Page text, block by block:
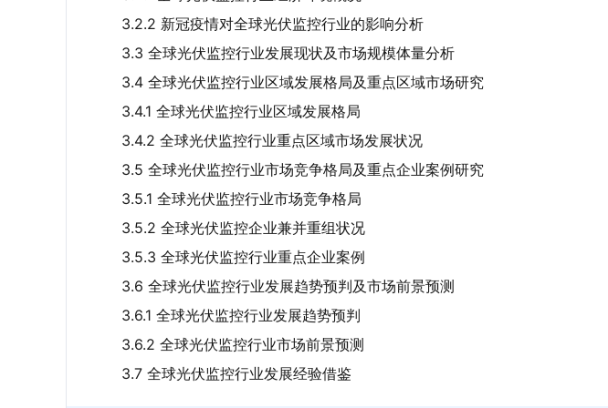
3.2.2 新冠疫情对全球光伏监控行业的影响分析
3.3 全球光伏监控行业发展现状及市场规模体量分析
3.4 全球光伏监控行业区域发展格局及重点区域市场研究
3.4.1 全球光伏监控行业区域发展格局
3.4.2 全球光伏监控行业重点区域市场发展状况
3.5 全球光伏监控行业市场竞争格局及重点企业案例研究
3.5.1 全球光伏监控行业市场竞争格局
3.5.2 全球光伏监控企业兼并重组状况
3.5.3 全球光伏监控行业重点企业案例
3.6 全球光伏监控行业发展趋势预判及市场前景预测
3.6.1 全球光伏监控行业发展趋势预判
3.6.2 全球光伏监控行业市场前景预测
3.7 全球光伏监控行业发展经验借鉴